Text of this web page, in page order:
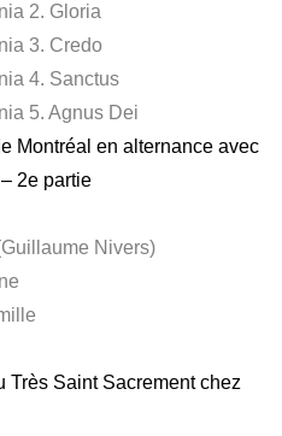
2. Gloria
3. Credo
4. Sanctus
5. Agnus Dei
Montréal en alternance avec
2e partie
Nivers)
Très Saint Sacrement chez